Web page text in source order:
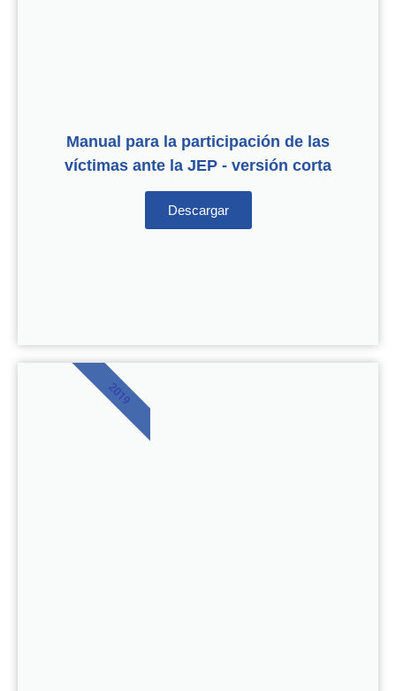
Manual para la participación de las
víctimas ante la JEP - versión corta
Descargar
2019